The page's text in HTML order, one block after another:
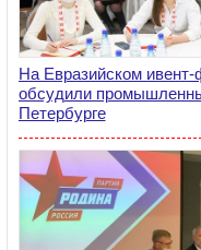
На Евразийском
обсудили
Петербурге